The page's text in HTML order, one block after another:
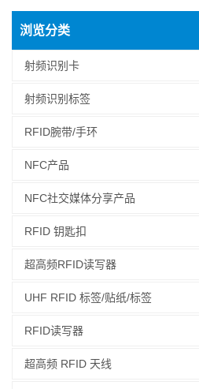
浏览分类
射频识别卡
射频识别标签
RFID腕带/手环
NFC产品
NFC社交媒体分享产品
RFID 钥匙扣
超高频RFID读写器
UHF RFID 标签/贴纸/标签
RFID读写器
超高频 RFID 天线